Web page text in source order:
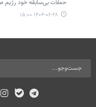
حملات بی‌سابقه خود رژیم
۱۴۰۴-۰۶-۲۸ ۱۵:۰۰